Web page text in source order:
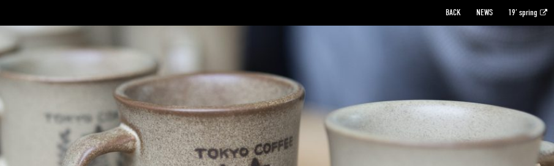
BACK NEWS 19′ spring